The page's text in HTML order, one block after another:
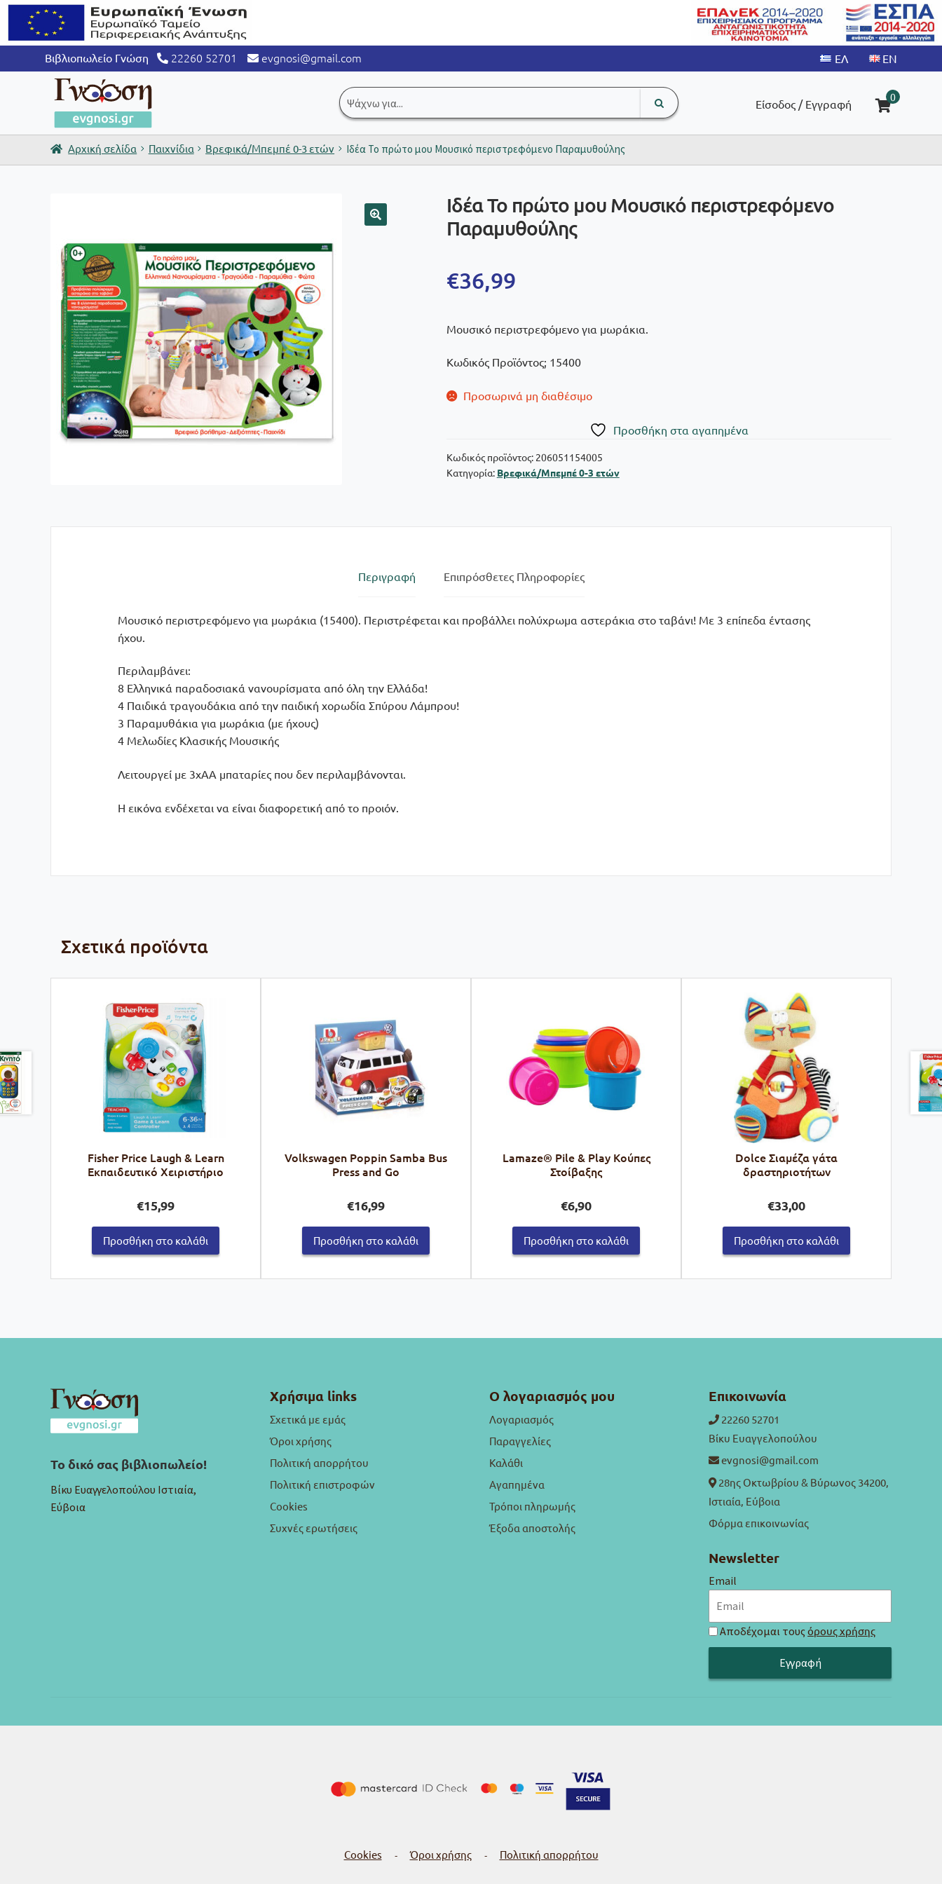
Βιβλιοπωλείο Γνώση 22260 52701 evgnosi@gmail.com
Αναζήτηση
για:
search
input
Είσοδος / Εγγραφή
0
Αρχική σελίδα Παιχνίδια Βρεφικά/Μπεμπέ 0-3 ετών Ιδέα Το πρώτο μου Μουσικό περιστρεφόμενο Παραμυθούλης
Ιδέα Το πρώτο μου Μουσικό περιστρεφόμενο
Παραμυθούλης
€36,99
Μουσικό περιστρεφόμενο για μωράκια.
Κωδικός Προϊόντος; 15400
Προσωρινά μη διαθέσιμο
Πρoσθήκη στα αγαπημένα
Κωδικός προϊόντος: 206051154005
Κατηγορία: Βρεφικά/Μπεμπέ 0-3 ετών
Περιγραφή Επιπρόσθετες Πληροφορίες
Μουσικό περιστρεφόμενο για μωράκια (15400). Περιστρέφεται και προβάλλει πολύχρωμα αστεράκια στο ταβάνι! Με 3 επίπεδα έντασης
ήχου.
Περιλαμβάνει:
8 Ελληνικά παραδοσιακά νανουρίσματα από όλη την Ελλάδα!
4 Παιδικά τραγουδάκια από την παιδική χορωδία Σπύρου Λάμπρου!
3 Παραμυθάκια για μωράκια (με ήχους)
4 Μελωδίες Κλασικής Μουσικής
Λειτουργεί με 3xAΑ μπαταρίες που δεν περιλαμβάνονται.
Η εικόνα ενδέχεται να είναι διαφορετική από το προιόν.
Σχετικά προϊόντα
Fisher Price Laugh & Learn
Εκπαιδευτικό Χειριστήριο
€15,99
Προσθήκη στο καλάθι
Volkswagen Poppin Samba Bus
Press and Go
€16,99
Προσθήκη στο καλάθι
Lamaze® Pile & Play Κούπες
Στοίβαξης
€6,90
Προσθήκη στο καλάθι
Dolce Σιαμέζα γάτα
δραστηριοτήτων
€33,00
Προσθήκη στο καλάθι
Το δικό σας βιβλιοπωλείο!
Βίκυ Ευαγγελοπούλου Ιστιαία,
Εύβοια
Χρήσιμα links
Σχετικά με εμάς
Όροι χρήσης
Πολιτική απορρήτου
Πολιτική επιστροφών
Cookies
Συχνές ερωτήσεις
Ο λογαριασμός μου
Λογαριασμός
Παραγγελίες
Καλάθι
Αγαπημένα
Τρόποι πληρωμής
Έξοδα αποστολής
Επικοινωνία
22260 52701
Βίκυ Ευαγγελοπούλου
evgnosi@gmail.com
28ης Οκτωβρίου & Βύρωνος 34200,
Ιστιαία, Εύβοια
Φόρμα επικοινωνίας
Newsletter
Email
Αποδέχομαι τουςόρους χρήσης
Cookies - Όροι χρήσης - Πολιτική απορρήτου